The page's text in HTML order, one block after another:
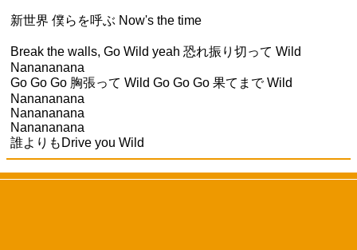
新世界 僕らを呼ぶ Now's the time
Break the walls, Go Wild yeah 恐れ振り切って Wild
Nanananana
Go Go Go 胸張って Wild Go Go Go 果てまで Wild
Nanananana
Nanananana
Nanananana
誰よりもDrive you Wild